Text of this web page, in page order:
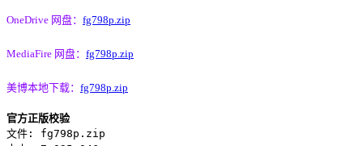
OneDrive 网盘： fg798p.zip
MediaFire 网盘： fg798p.zip
美博本地下载： fg798p.zip
官方正版校验
文件: fg798p.zip